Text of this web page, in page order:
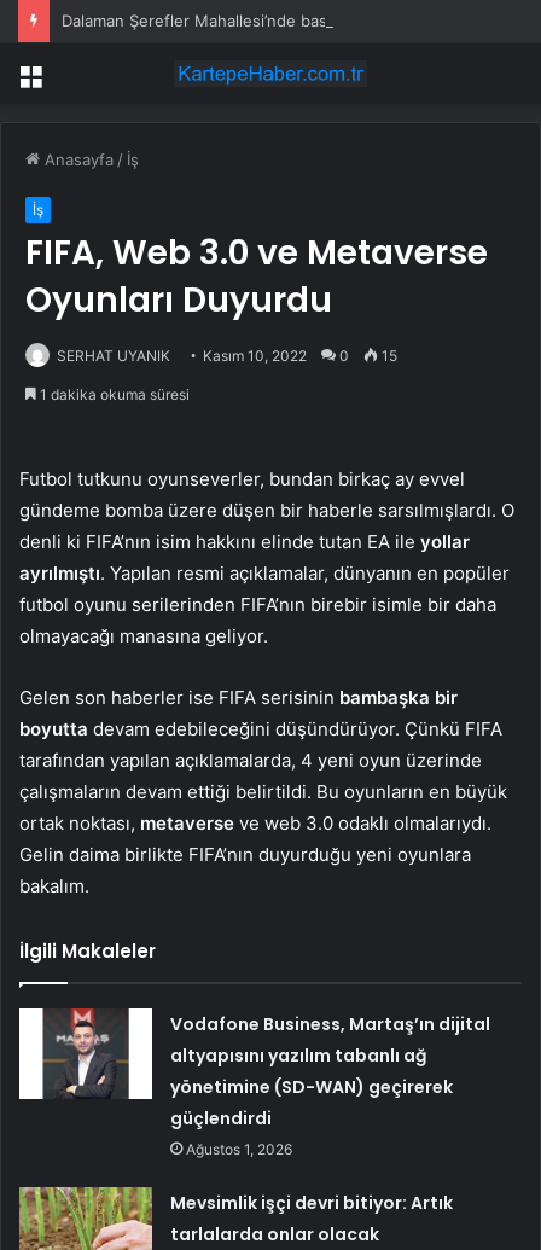
Dalaman Şerefler Mahallesi’nde basınç sorunu giderildi
Menü
Anasayfa / İş
İş
FIFA, Web 3.0 ve Metaverse
Oyunları Duyurdu
SERHAT UYANIK Kasım 10, 2022 0 15
1 dakika okuma süresi
Futbol tutkunu oyunseverler, bundan birkaç ay evvel
gündeme bomba üzere düşen bir haberle sarsılmışlardı. O
denli ki FIFA’nın isim hakkını elinde tutan EA ile yollar
ayrılmıştı. Yapılan resmi açıklamalar, dünyanın en popüler
futbol oyunu serilerinden FIFA’nın birebir isimle bir daha
olmayacağı manasına geliyor.
Gelen son haberler ise FIFA serisinin bambaşka bir
boyutta devam edebileceğini düşündürüyor. Çünkü FIFA
tarafından yapılan açıklamalarda, 4 yeni oyun üzerinde
çalışmaların devam ettiği belirtildi. Bu oyunların en büyük
ortak noktası, metaverse ve web 3.0 odaklı olmalarıydı.
Gelin daima birlikte FIFA’nın duyurduğu yeni oyunlara
bakalım.
İlgili Makaleler
Vodafone Business, Martaş’ın dijital
altyapısını yazılım tabanlı ağ
yönetimine (SD-WAN) geçirerek
güçlendirdi
Ağustos 1, 2026
Mevsimlik işçi devri bitiyor: Artık
tarlalarda onlar olacak